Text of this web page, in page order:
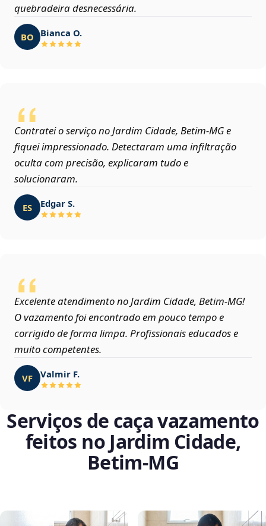
quebradeira desnecessária.
BO Bianca O.
Contratei o serviço no Jardim Cidade, Betim‑MG e
fiquei impressionado. Detectaram uma infiltração
oculta com precisão, explicaram tudo e
solucionaram.
ES Edgar S.
Excelente atendimento no Jardim Cidade, Betim‑MG!
O vazamento foi encontrado em pouco tempo e
corrigido de forma limpa. Profissionais educados e
muito competentes.
VF Valmir F.
Serviços de caça vazamento
feitos no Jardim Cidade,
Betim‑MG